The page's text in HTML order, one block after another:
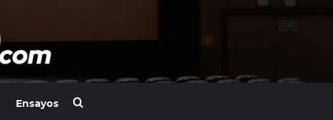
Ensayos